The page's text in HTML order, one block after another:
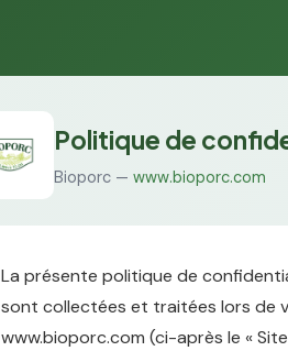
Politique de
Bioporc — www.bioporc.com
La présente politique de
sont collectées et traitées lors de
www.bioporc.com (ci-après le «